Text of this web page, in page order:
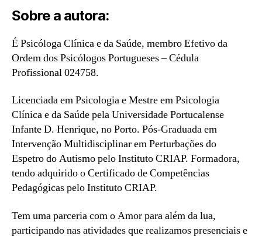
Sobre a autora:
É Psicóloga Clínica e da Saúde, membro Efetivo da
Ordem dos Psicólogos Portugueses – Cédula
Profissional 024758.
Licenciada em Psicologia e Mestre em Psicologia
Clínica e da Saúde pela Universidade Portucalense
Infante D. Henrique, no Porto. Pós-Graduada em
Intervenção Multidisciplinar em Perturbações do
Espetro do Autismo pelo Instituto CRIAP. Formadora,
tendo adquirido o Certificado de Competências
Pedagógicas pelo Instituto CRIAP.
Tem uma parceria com o Amor para além da lua,
participando nas atividades que realizamos presenciais e